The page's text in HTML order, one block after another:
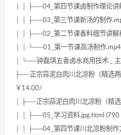
│ │ ├──04_第四节课卤制作理论讲
│ │ ├──03_第三节课新汤的制作
│ │ ├──02_第二节课香料细节讲解
│ │ └──01_第一节课高汤制作
│ └──钟磊琪五香卤水商用技术 _
├──正宗蒜泥白肉川北凉粉（精选
￥14.00/
│ ├──正宗蒜泥白肉川北凉粉（精
│ │ ├──05_学习资料.jpg.html (790
│ │ ├──04_第四节课川北凉粉制作